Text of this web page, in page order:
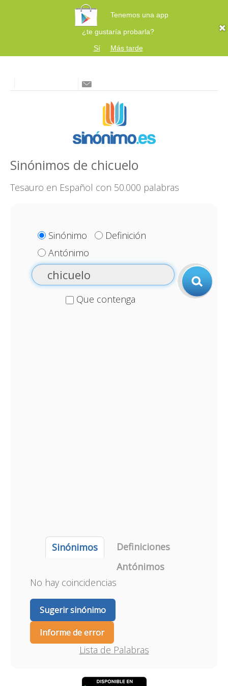
Tenemos una app
¿te gustaría probarla?
Sí
Más tarde
Sinónimos de chicuelo
Tesauro en Español con 50.000 palabras
Sinónimo
Definición
Antónimo
Que contenga
Sinónimos
Definiciones
Antónimos
No hay coincidencias
Sugerir sinónimo
Informe de error
Lista de Palabras